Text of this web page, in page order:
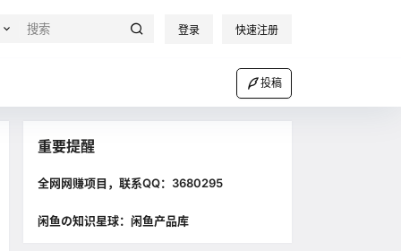
登录 快速注册
投稿
重要提醒
全网网赚项目，联系QQ：3680295
闲鱼の知识星球：闲鱼产品库